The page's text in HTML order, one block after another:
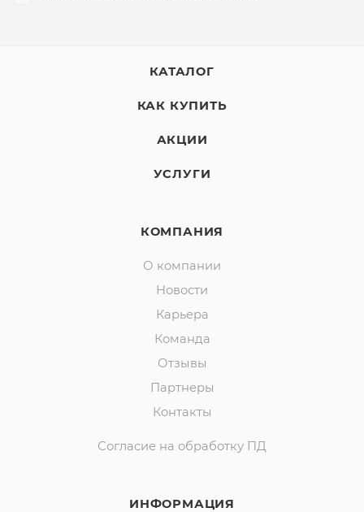
КАТАЛОГ
КАК КУПИТЬ
АКЦИИ
УСЛУГИ
КОМПАНИЯ
О компании
Новости
Карьера
Команда
Отзывы
Партнеры
Контакты
Согласие на обработку ПД
ИНФОРМАЦИЯ